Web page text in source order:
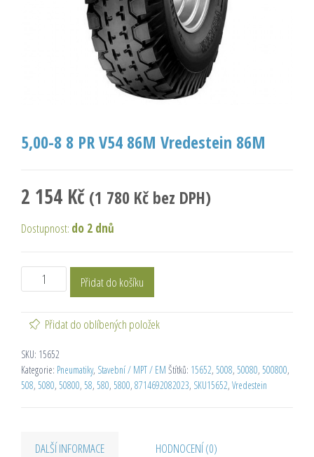
5,00-8 8 PR V54 86M Vredestein 86M
2 154 Kč (1 780 Kč bez DPH)
Dostupnost: do 2 dnů
Přidat do košíku
Přidat do oblíbených položek
SKU: 15652
Kategorie: Pneumatiky, Stavební / MPT / EM Štítků: 15652, 5008, 50080, 500800,
508, 5080, 50800, 58, 580, 5800, 8714692082023, SKU15652, Vredestein
DALŠÍ INFORMACE HODNOCENÍ (0)